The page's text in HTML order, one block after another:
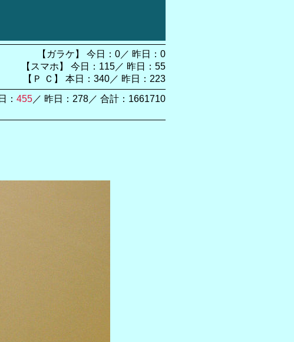
【ガラケ】 今日：0／ 昨日：0
【スマホ】 今日：115／ 昨日：55
【Ｐ Ｃ】 本日：340／ 昨日：223
： 455／ 昨日：278／ 合計：1661710